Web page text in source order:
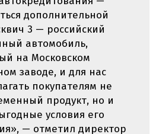
дополнительной
3 — российский
автомобиль,
на Московском
заводе, и для нас
покупателям не
продукт, но и
условия его
— отметил директор